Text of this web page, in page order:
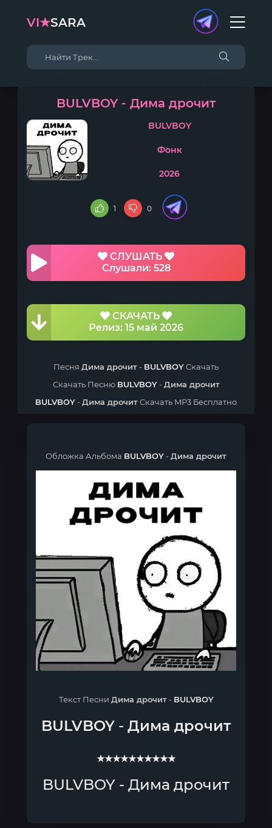
VI★SARA
BULVBOY - Дима дрочит
BULVBOY
Фонк
2026
1 0
СЛУШАТЬ
Слушали: 528
СКАЧАТЬ
Релиз: 15 май 2026
Песня Дима дрочит- BULVBOYСкачать
Скачать Песню BULVBOY-Дима дрочит
BULVBOY-Дима дрочитСкачать MP3 Бесплатно
Обложка Альбома BULVBOY-Дима дрочит
Текст Песни Дима дрочит- BULVBOY
BULVBOY - Дима дрочит
★★★★★★★★★★
BULVBOY - Дима дрочит